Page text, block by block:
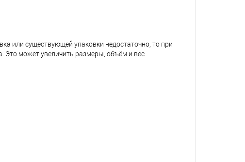
или существующей упаковки недостаточно, то при
Это может увеличить размеры, объём и вес